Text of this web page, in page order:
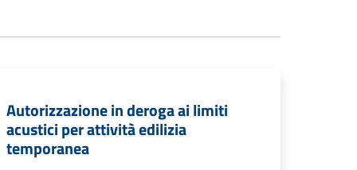
Autorizzazione in deroga ai limiti
acustici per attività edilizia
temporanea